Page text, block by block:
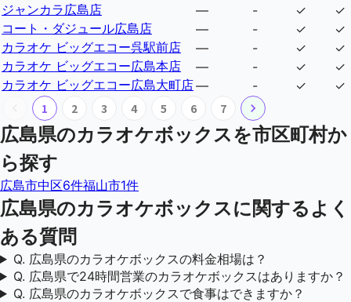
ジャンカラ広島店
— - ✓
✓
コート・ダジュール広島店
— - ✓
✓
カラオケ ビッグエコー呉駅前店
— - ✓
✓
カラオケ ビッグエコー広島本店
— - ✓
✓
カラオケ ビッグエコー広島大町店— - ✓
✓
1
2 3 4 5 6 7
広島県のカラオケボックスを市区町村か
ら探す
広島市中区6件福山市1件
広島県のカラオケボックスに関するよく
ある質問
Q. 広島県のカラオケボックスの料金相場は？
Q. 広島県で24時間営業のカラオケボックスはありますか？
Q. 広島県のカラオケボックスで食事はできますか？